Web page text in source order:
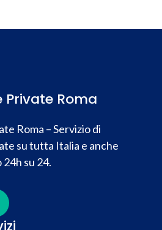
Roma
Roma – Servizio di
su tutta Italia e anche
su 24.